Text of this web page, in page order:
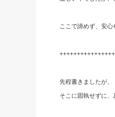
ここで諦めず、安
先程書きましたが、
そこに固執せずに、